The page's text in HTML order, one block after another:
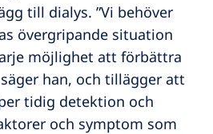
till dialys. ”Vi behöver
övergripande situation
möjlighet att förbättra
han, och tillägger att
tidig detektion och
och symptom som